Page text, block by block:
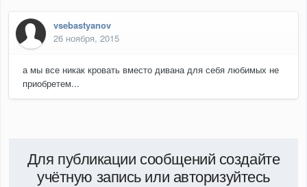
vsebastyanov
26 ноября, 2015
а мы все никак кровать вместо дивана для себя любимых не
приобретем...
Для публикации сообщений создайте
учётную запись или авторизуйтесь